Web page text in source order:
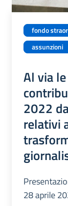
fondo
assunzioni
Al via
2022
relativi
28 aprile